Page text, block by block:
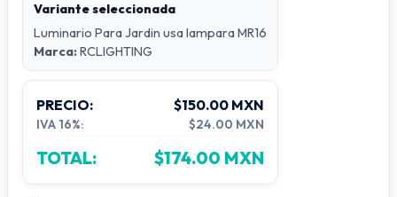
Variante seleccionada
Luminario Para Jardin usa lampara MR16
Marca:RCLIGHTING
PRECIO: $150.00 MXN
IVA 16%: $24.00 MXN
TOTAL: $174.00 MXN